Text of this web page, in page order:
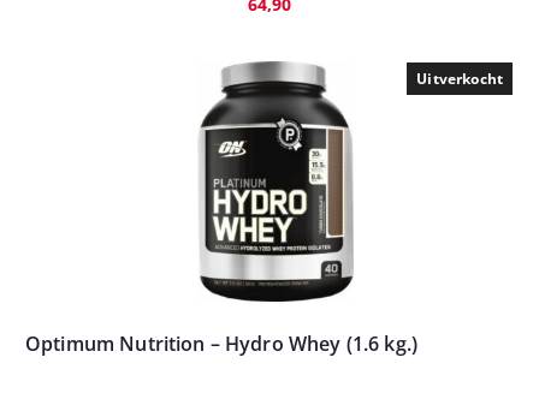
Uitverkocht
Optimum Nutrition – Hydro Whey (1.6 kg.)